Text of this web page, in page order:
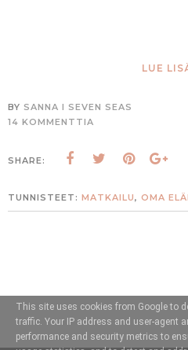
LUE
BY SANNA I SEVEN SEAS
14 KOMMENTTIA
SHARE:
TUNNISTEET: MATKAILU, OMA
This site uses cookies from Google to
traffic. Your IP address and user-agent
performance and security metrics to